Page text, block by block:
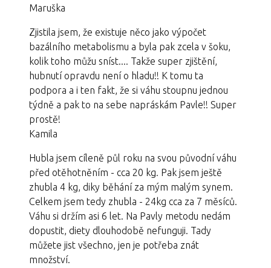
Maruška
Zjistila jsem, že existuje něco jako výpočet
bazálního metabolismu a byla pak zcela v šoku,
kolik toho můžu sníst.... Takže super zjištění,
hubnutí opravdu není o hladu!! K tomu ta
podpora a i ten fakt, že si váhu stoupnu jednou
týdně a pak to na sebe napráskám Pavle!! Super
prostě!
Kamila
Hubla jsem cíleně půl roku na svou původní váhu
před otěhotněním - cca 20 kg. Pak jsem ještě
zhubla 4 kg, diky běhání za mým malým synem.
Celkem jsem tedy zhubla - 24kg cca za 7 měsíců.
Váhu si držím asi 6 let. Na Pavly metodu nedám
dopustit, diety dlouhodobě nefunguji. Tady
můžete jist všechno, jen je potřeba znát
množství.